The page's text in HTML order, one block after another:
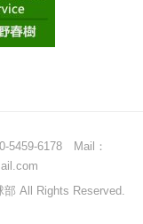
5459-6178 Mail：
All Rights Reserved.